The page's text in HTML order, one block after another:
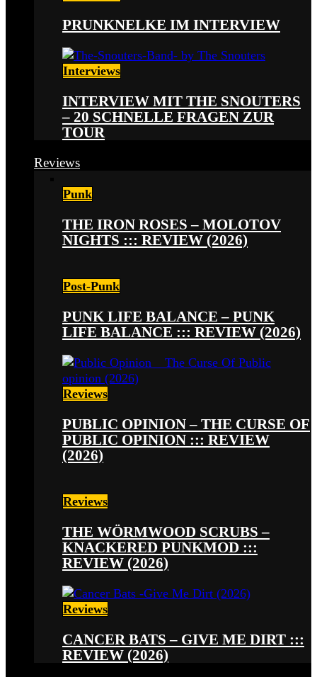
PRUNKNELKE IM INTERVIEW
Interviews
INTERVIEW MIT THE SNOUTERS
– 20 SCHNELLE FRAGEN ZUR
TOUR
Reviews
Punk
THE IRON ROSES – MOLOTOV
NIGHTS ::: REVIEW (2026)
Post-Punk
PUNK LIFE BALANCE – PUNK
LIFE BALANCE ::: REVIEW (2026)
Reviews
PUBLIC OPINION – THE CURSE OF
PUBLIC OPINION ::: REVIEW
(2026)
Reviews
THE WÖRMWOOD SCRUBS –
KNACKERED PUNKMOD :::
REVIEW (2026)
Reviews
CANCER BATS – GIVE ME DIRT :::
REVIEW (2026)